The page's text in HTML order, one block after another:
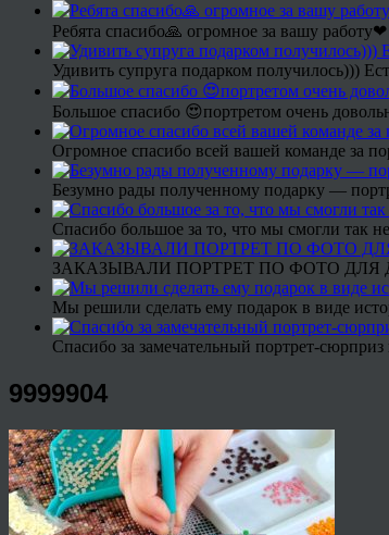
Ребята спасибо🙏 огромное за вашу
Удивить супруга подарком получилось)))
Большое спасибо 😍портретом очень
Огромное спасибо всей вашей команде за
Безумно рады полученному подарку —
Спасибо большое за то, что мы смогли так
ЗАКАЗЫВАЛИ ПОРТРЕТ ПО ФОТО ДЛЯ
Мы решили сделать ему подарок в виде
Спасибо за замечательный портрет-
9999904